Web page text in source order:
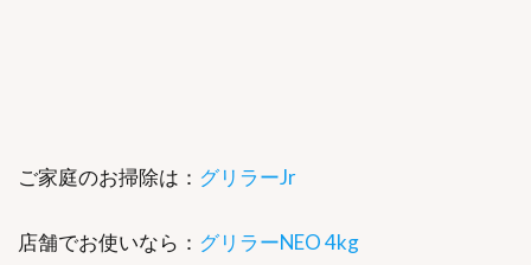
ご家庭のお掃除は： グリラーJr
店舗でお使いなら： グリラーNEO 4kg